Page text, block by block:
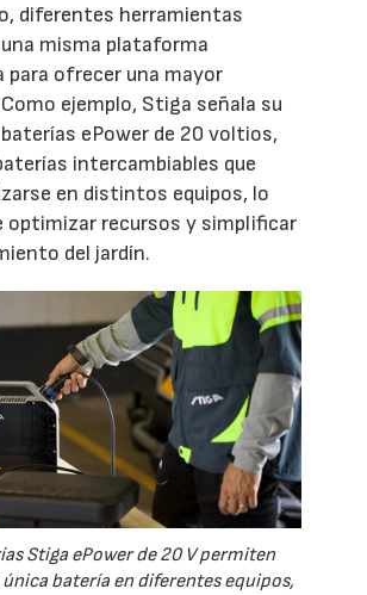
diferentes herramientas
misma plataforma
para ofrecer una mayor
ejemplo, Stiga señala su
ePower de 20 voltios,
intercambiables que
en distintos equipos, lo
optimizar recursos y simplificar
del jardín.
Stiga ePower de 20 V permiten
batería en diferentes equipos,